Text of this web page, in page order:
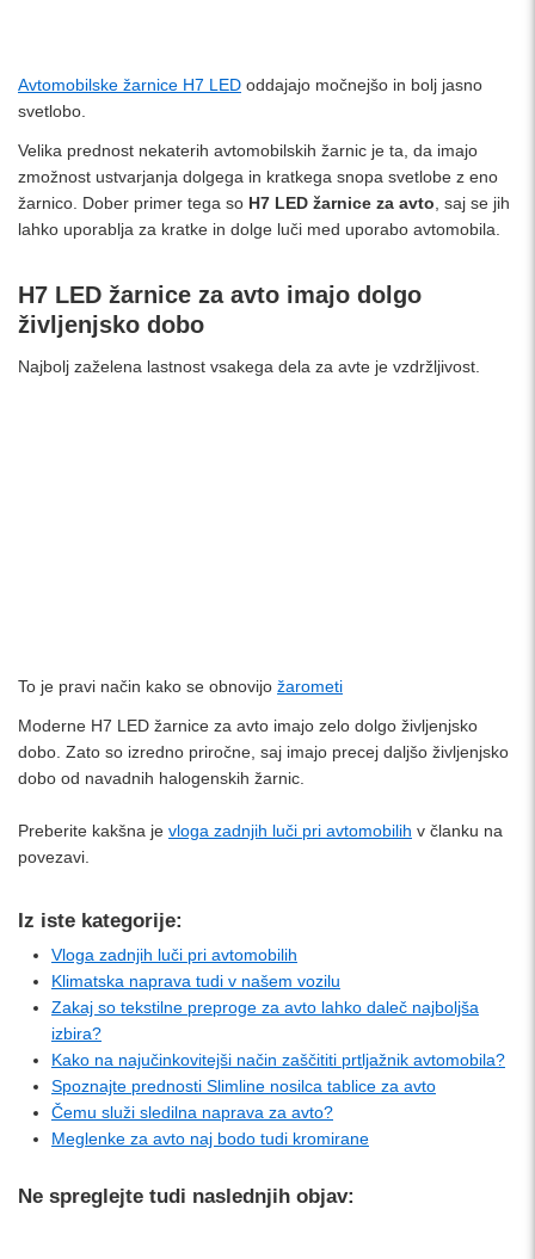
Avtomobilske žarnice H7 LED oddajajo močnejšo in bolj jasno
svetlobo.
Velika prednost nekaterih avtomobilskih žarnic je ta, da imajo
zmožnost ustvarjanja dolgega in kratkega snopa svetlobe z eno
žarnico. Dober primer tega so H7 LED žarnice za avto, saj se jih
lahko uporablja za kratke in dolge luči med uporabo avtomobila.
H7 LED žarnice za avto imajo dolgo
življenjsko dobo
Najbolj zaželena lastnost vsakega dela za avte je vzdržljivost.
To je pravi način kako se obnovijo žarometi
Moderne H7 LED žarnice za avto imajo zelo dolgo življenjsko
dobo. Zato so izredno priročne, saj imajo precej daljšo življenjsko
dobo od navadnih halogenskih žarnic.
Preberite kakšna je vloga zadnjih luči pri avtomobilih v članku na
povezavi.
Iz iste kategorije:
Vloga zadnjih luči pri avtomobilih
Klimatska naprava tudi v našem vozilu
Zakaj so tekstilne preproge za avto lahko daleč najboljša
izbira?
Kako na najučinkovitejši način zaščititi prtljažnik avtomobila?
Spoznajte prednosti Slimline nosilca tablice za avto
Čemu služi sledilna naprava za avto?
Meglenke za avto naj bodo tudi kromirane
Ne spreglejte tudi naslednjih objav: